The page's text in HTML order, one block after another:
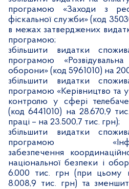
програмою «Заходи з
фіскальної служби» (код
в межах затверджених
програмою;
збільшити видатки
програмою
оборони» (код 5961010) на
збільшити видатки
програмою «Керівництво та
контролю у сфері
(код 6441010) на 28.670,9
праці – на 23.500,7 тис. грн);
збільшити видатки
програмою
забезпечення
національної безпеки і
6.000 тис. грн (при цьому
8.008,9 тис. грн) та